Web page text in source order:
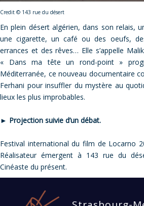
Credit © 143 rue du désert
En plein désert algérien, dans son relais,
une cigarette, un café ou des oeufs,
errances et des rêves… Elle s’appelle
« Dans ma tête un rond-point »
Méditerranée, ce nouveau documentaire
Ferhani pour insuffler du mystère au
lieux les plus improbables.
► Projection suivie d’un débat.
Festival international du film de Locarno
Réalisateur émergent à 143 rue du
Cinéaste du présent.